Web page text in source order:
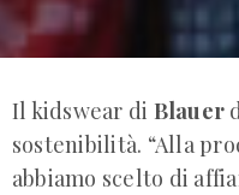
Il kidswear di Blauer
sostenibilità. “Alla
abbiamo scelto di